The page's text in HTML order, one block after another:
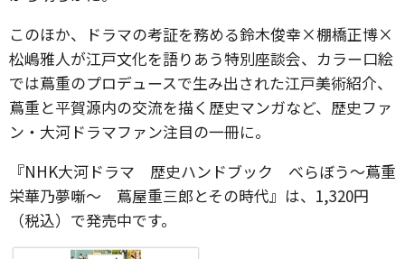
このほか、ドラマの考証を務める鈴木俊幸×棚橋正博×
松嶋雅人が江戸文化を語りあう特別座談会、カラー口絵
では蔦重のプロデュースで生み出された江戸美術紹介、
蔦重と平賀源内の交流を描く歴史マンガなど、歴史ファ
ン・大河ドラマファン注目の一冊に。
『NHK大河ドラマ 歴史ハンドブック べらぼう～蔦重
栄華乃夢噺～ 蔦屋重三郎とその時代』は、1,320円
（税込）で発売中です。